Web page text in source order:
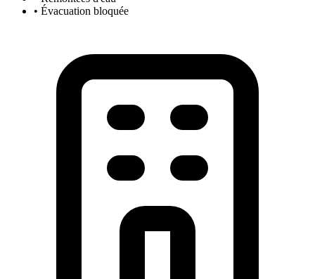
• Évacuation bloquée